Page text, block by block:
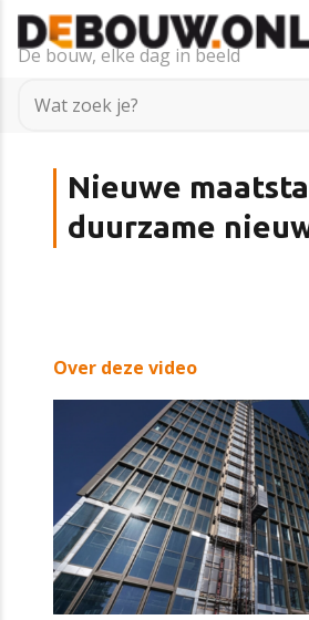
De bouw, elke dag in beeld
Nieuwe
duurzame
Over deze video